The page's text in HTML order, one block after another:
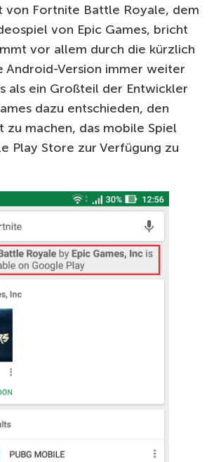
von Fortnite Battle Royale, dem
von Epic Games, bricht
vor allem durch die kürzlich
Version immer weiter
als ein Großteil der Entwickler
dazu entschieden, den
zu machen, das mobile Spiel
Play Store zur Verfügung zu